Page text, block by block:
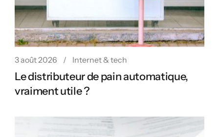
3 août 2026 Internet & tech
Le distributeur de pain automatique,
vraiment utile ?